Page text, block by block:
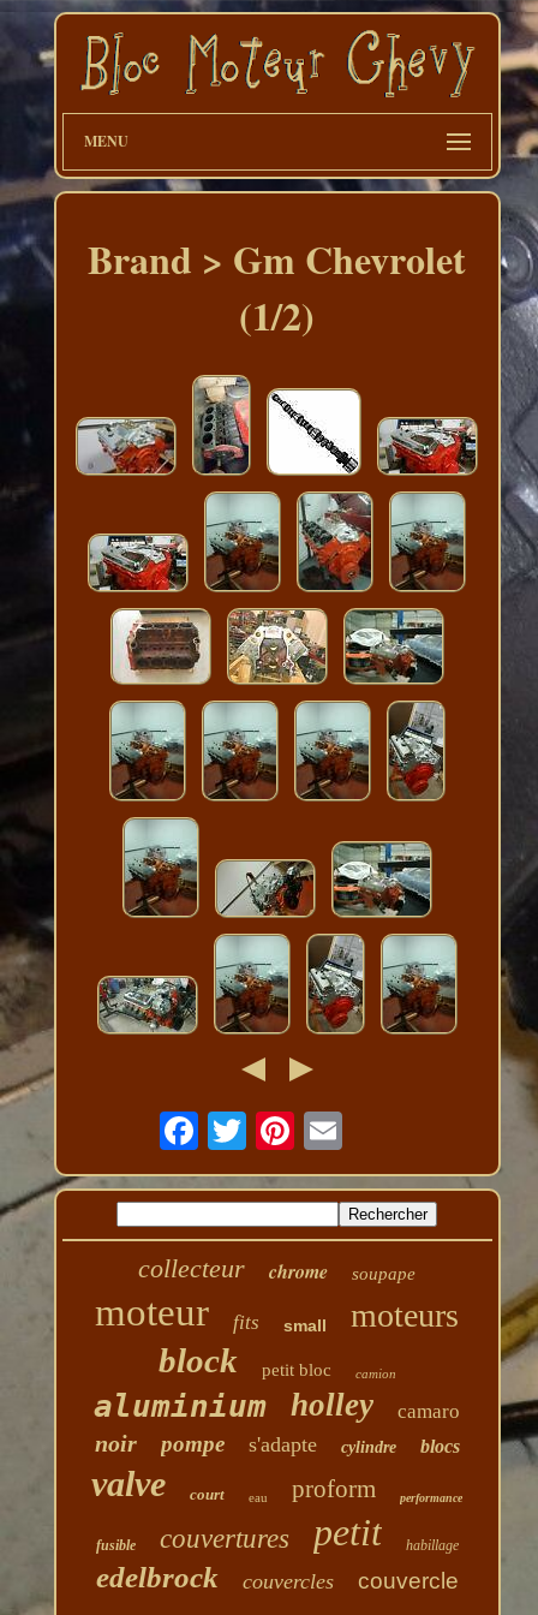
MENU
Brand > Gm Chevrolet
(1/2)
collecteur chrome soupape
moteur fits small moteurs
block petit bloc camion
aluminium holley camaro
noir pompe s'adapte cylindre blocs
valve court eau proform performance
fusible couvertures petit habillage
edelbrock couvercles couvercle